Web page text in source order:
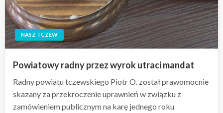
NASZ TCZEW
Powiatowy radny przez wyrok utraci mandat
Radny powiatu tczewskiego Piotr O. został prawomocnie
skazany za przekroczenie uprawnień w związku z
zamówieniem publicznym na karę jednego roku